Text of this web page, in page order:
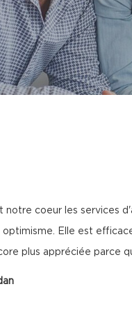
notre coeur les services
optimisme. Elle est
plus appréciée parce